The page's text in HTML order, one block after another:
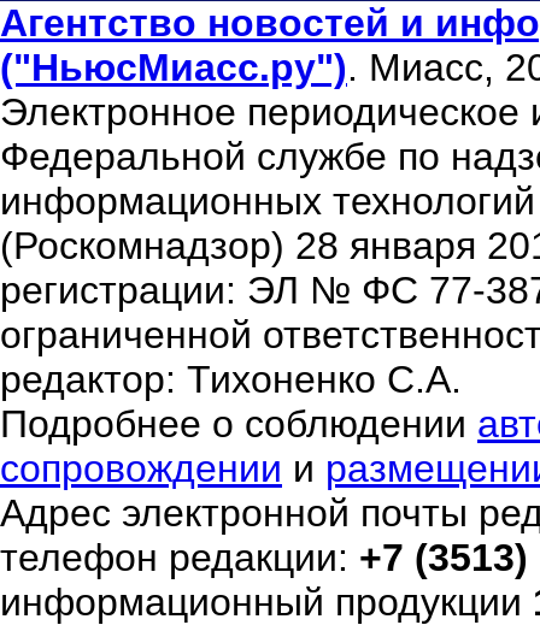
Агентство новостей и
("НьюсМиасс.ру"). Миасс,
Электронное периодическое
Федеральной службе по
информационных
(Роскомнадзор) 28 января
регистрации: ЭЛ № ФС 77-
ограниченной
редактор: Тихоненко С.А.
Подробнее о соблюдении
сопровождении и
Адрес электронной почты
телефон редакции: +7
информационный продукции